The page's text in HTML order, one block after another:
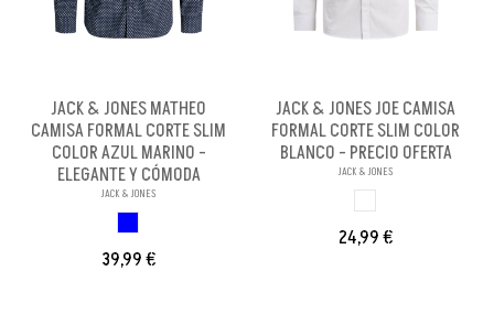
JACK & JONES MATHEO
CAMISA FORMAL CORTE SLIM
COLOR AZUL MARINO -
ELEGANTE Y CÓMODA
JACK & JONES
39,99 €
JACK & JONES JOE CAMISA
FORMAL CORTE SLIM COLOR
BLANCO - PRECIO OFERTA
JACK & JONES
24,99 €